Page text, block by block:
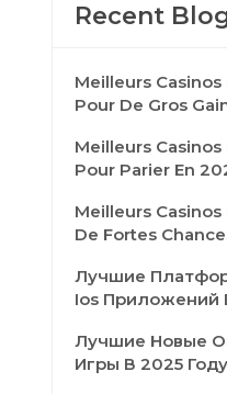
Recent
Meilleurs Casinos
Pour De Gros
Meilleurs
Pour Parier En
Meilleurs
De Fortes
Лучшие
Ios Приложений
Лучшие Новые
Игры В 2025 Году